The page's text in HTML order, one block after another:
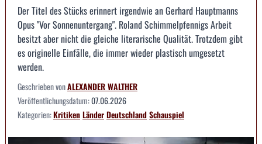
Der Titel des Stücks erinnert irgendwie an Gerhard Hauptmanns
Opus "Vor Sonnenuntergang". Roland Schimmelpfennigs Arbeit
besitzt aber nicht die gleiche literarische Qualität. Trotzdem gibt
es originelle Einfälle, die immer wieder plastisch umgesetzt
werden.
Geschrieben vonALEXANDER WALTHER
Veröffentlichungsdatum:07.06.2026
Kategorien:KritikenLänderDeutschlandSchauspiel